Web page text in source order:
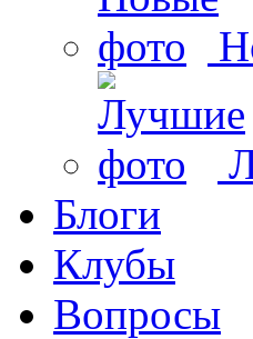
Блоги
Клубы
Вопросы